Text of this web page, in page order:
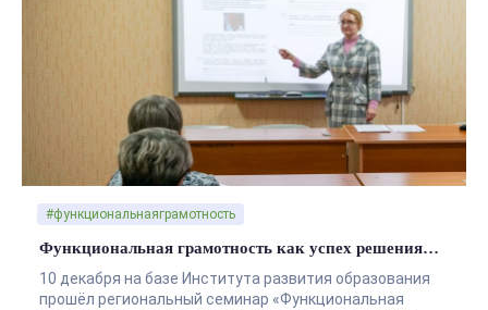
Функциональная грамотность как успех решения…
10 декабря на базе Института развития образования
прошёл региональный семинар «Функциональная
#функциональнаяграмотность